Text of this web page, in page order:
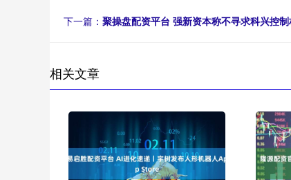
下一篇： 聚操盘配资平台 强新资本称不寻求科兴控
相关文章